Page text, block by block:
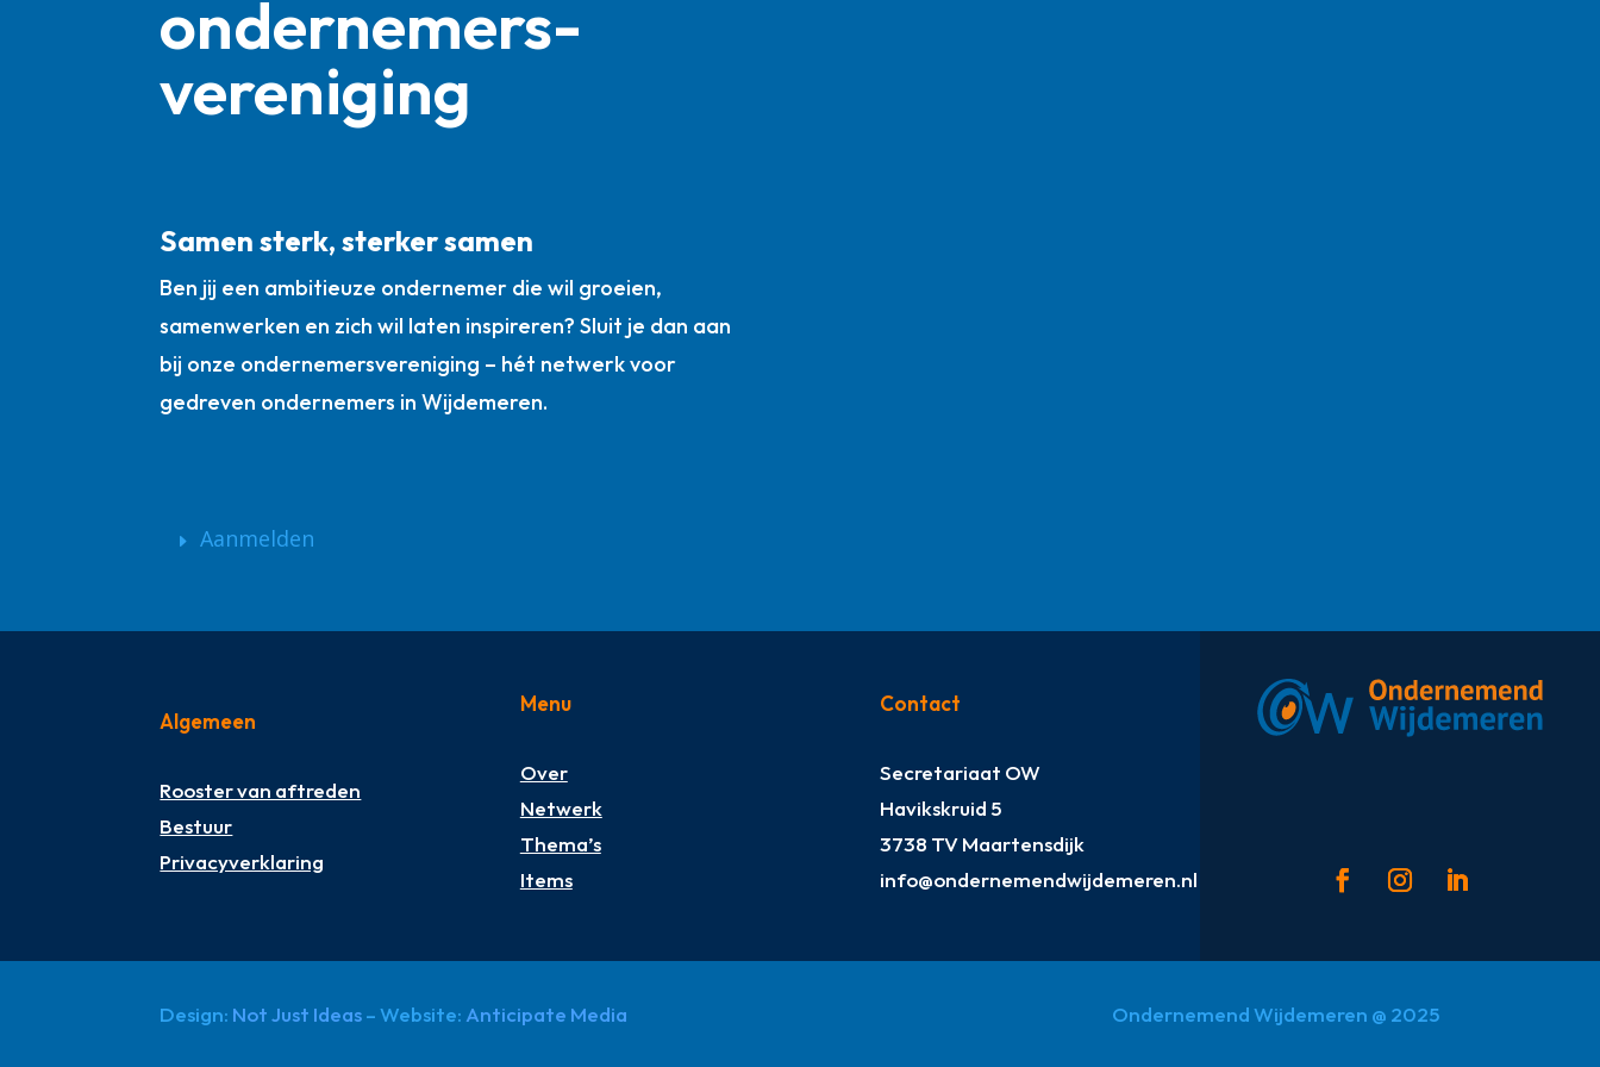
ondernemers­
vereniging
Samen sterk, sterker samen
Ben jij een ambitieuze ondernemer die wil groeien,
samenwerken en zich wil laten inspireren? Sluit je dan aan
bij onze ondernemersvereniging – hét netwerk voor
gedreven ondernemers in Wijdemeren.
Aanmelden
Algemeen
Rooster van aftreden
Bestuur
Privacyverklaring
Menu
Over
Netwerk
Thema’s
Items
Contact
Secretariaat OW
Havikskruid 5
3738 TV Maartensdijk
info@ondernemendwijdemeren.nl
Design: Not Just Ideas– Website: Anticipate Media Ondernemend Wijdemeren @ 2025